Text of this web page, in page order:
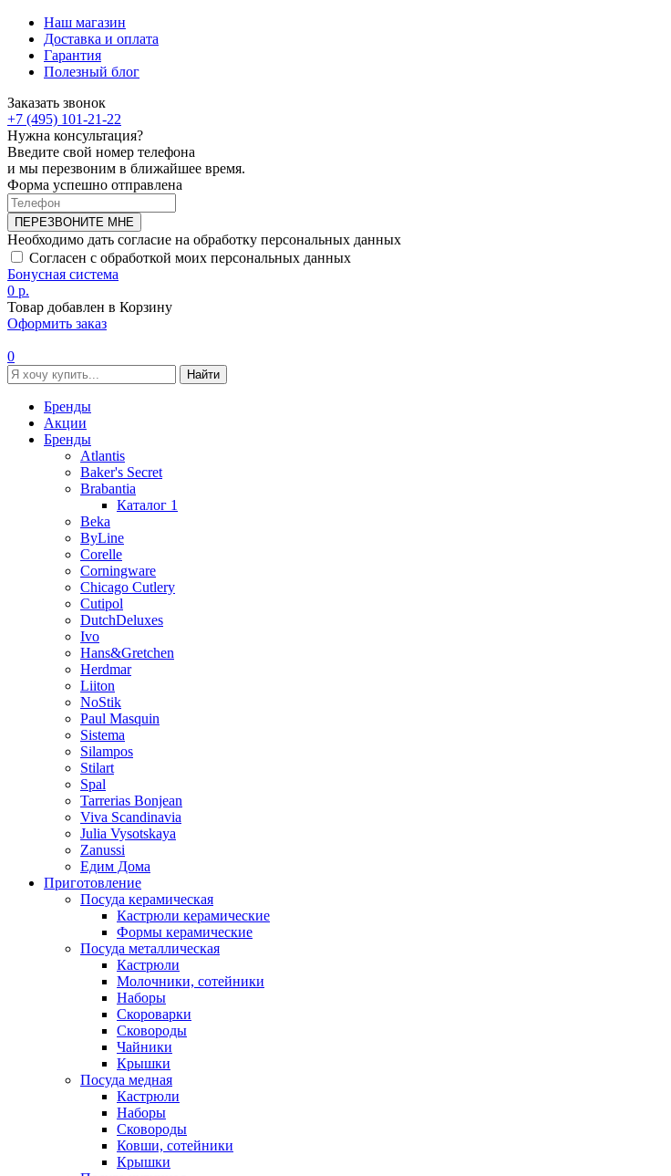
Наш магазин
Доставка и оплата
Гарантия
Полезный блог
Заказать звонок
+7 (495) 101-21-22
Нужна консультация?
Введите свой номер телефона
и мы перезвоним в ближайшее время.
Форма успешно отправлена
ПЕРЕЗВОНИТЕ МНЕ
Необходимо дать согласие на обработку персональных данных
Согласен с обработкой моих персональных данных
Бонусная система
0 р.
Товар добавлен в Корзину
Оформить заказ
0
Найти
Бренды
Акции
Бренды
Atlantis
Baker's Secret
Brabantia
Каталог 1
Beka
ByLine
Corelle
Corningware
Chicago Cutlery
Cutipol
DutchDeluxes
Ivo
Hans&Gretchen
Herdmar
Liiton
NoStik
Paul Masquin
Sistema
Silampos
Stilart
Spal
Tarrerias Bonjean
Viva Scandinavia
Julia Vysotskaya
Zanussi
Едим Дома
Приготовление
Посуда керамическая
Кастрюли керамические
Формы керамические
Посуда металлическая
Кастрюли
Молочники, сотейники
Наборы
Скороварки
Сковороды
Чайники
Крышки
Посуда медная
Кастрюли
Наборы
Сковороды
Ковши, сотейники
Крышки